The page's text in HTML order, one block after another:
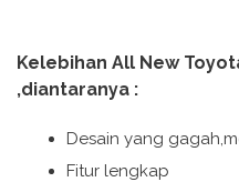
Kelebihan All New
,diantaranya :
Desain yang
Fitur lengkap